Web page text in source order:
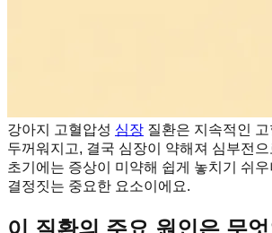
강아지 고혈압성 심장 질환은 지속적인
두꺼워지고, 결국 심장이 약해져 심부전
초기에는 증상이 미약해 쉽게 놓치기 쉬
결정짓는 중요한 요소이에요.
이 질환의 주요 원인은 무